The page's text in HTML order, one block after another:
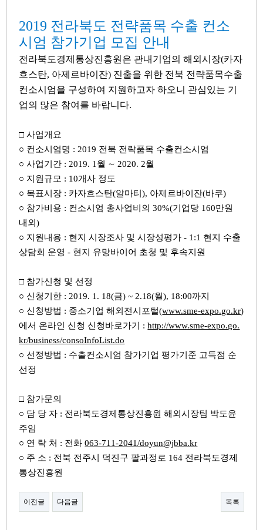
​​ 2019 전라북도 전략품목 수출 컨소
시엄 참가기업 모집 안내
전라북도경제통상진흥원은 관내기업의 해외시장(카자
흐스탄, 아제르바이잔) 진출을 위한 전북 전략품목수출
컨소시엄을 구성하여 지원하고자 하오니 관심있는 기
업의 많은 참여를 바랍니다.
□ 사업개요
○ 컨소시엄명 : 2019 전북 전략품목 수출컨소시엄
○ 사업기간 : 2019. 1월 ∼ 2020. 2월
○ 지원규모 : 10개사 정도
○ 목표시장 : 카자흐스탄(알마티), 아제르바이잔(바쿠)
○ 참가비용 : 컨소시엄 총사업비의 30%(기업당 160만원
내외)
○ 지원내용 : 현지 시장조사 및 시장성평가 - 1:1 현지 수출
상담회 운영 - 현지 유망바이어 초청 및 후속지원
□ 참가신청 및 선정
○ 신청기한 : 2019. 1. 18(금) ~ 2.18(월), 18:00까지
○ 신청방법 : 중소기업 해외전시포털(www.sme-expo.go.kr)
에서 온라인 신청 신청바로가기 :http://www.sme-expo.go.
kr/business/consoInfoList.do
​○ 선정방법 : 수출컨소시엄 참가기업 평가기준 고득점 순
선정
□ 참가문의
○ 담 당 자 : 전라북도경제통상진흥원 해외시장팀 박도윤
주임
○ 연 락 처 : 전화063-711-2041/doyun@jbba.kr
○ 주 소 : 전북 전주시 덕진구 팔과정로 164 전라북도경제
통상진흥원
이전글 다음글 목록